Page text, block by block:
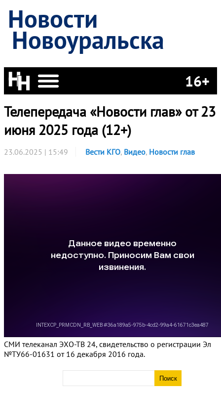
Новости
Новоуральска
16+
Телепередача «Новости глав» от 23
июня 2025 года (12+)
23.06.2025 | 15:49 Вести КГО, Видео, Новости глав
СМИ телеканал ЭХО-ТВ 24, свидетельство о регистрации Эл
№ТУ66-01631 от 16 декабря 2016 года.